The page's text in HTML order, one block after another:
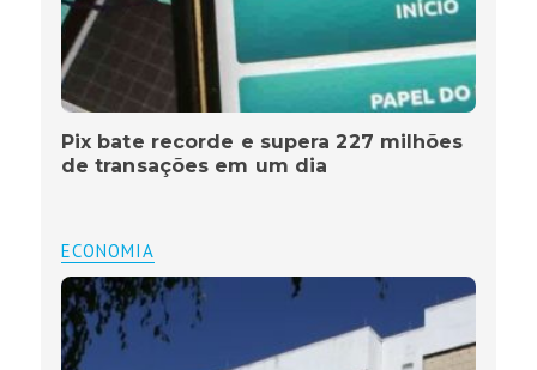
Pix bate recorde e supera 227 milhões
de transações em um dia
ECONOMIA